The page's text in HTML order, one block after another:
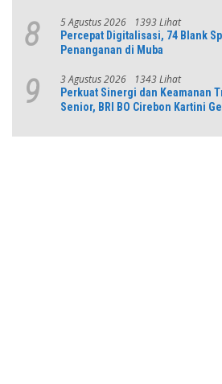
8 5 Agustus 2026 1393 Lihat
Percepat Digitalisasi, 74 Blank
Penanganan di Muba
9 3 Agustus 2026 1343 Lihat
Perkuat Sinergi dan Keamanan
Senior, BRI BO Cirebon Kartini